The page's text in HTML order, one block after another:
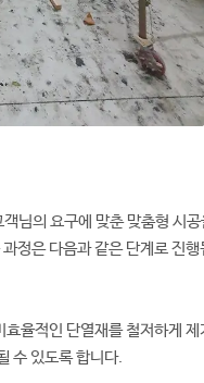
님의 요구에 맞춘 맞춤형 시공
정은 다음과 같은 단계로 진행
율적인 단열재를 철저하게 제
수 있도록 합니다.